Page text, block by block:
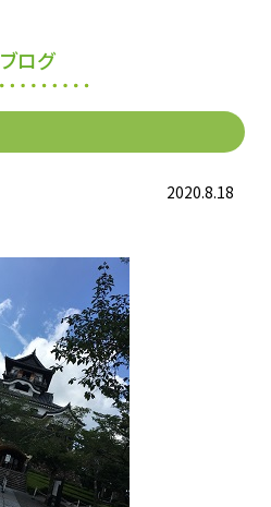
ブログ
2020.8.18